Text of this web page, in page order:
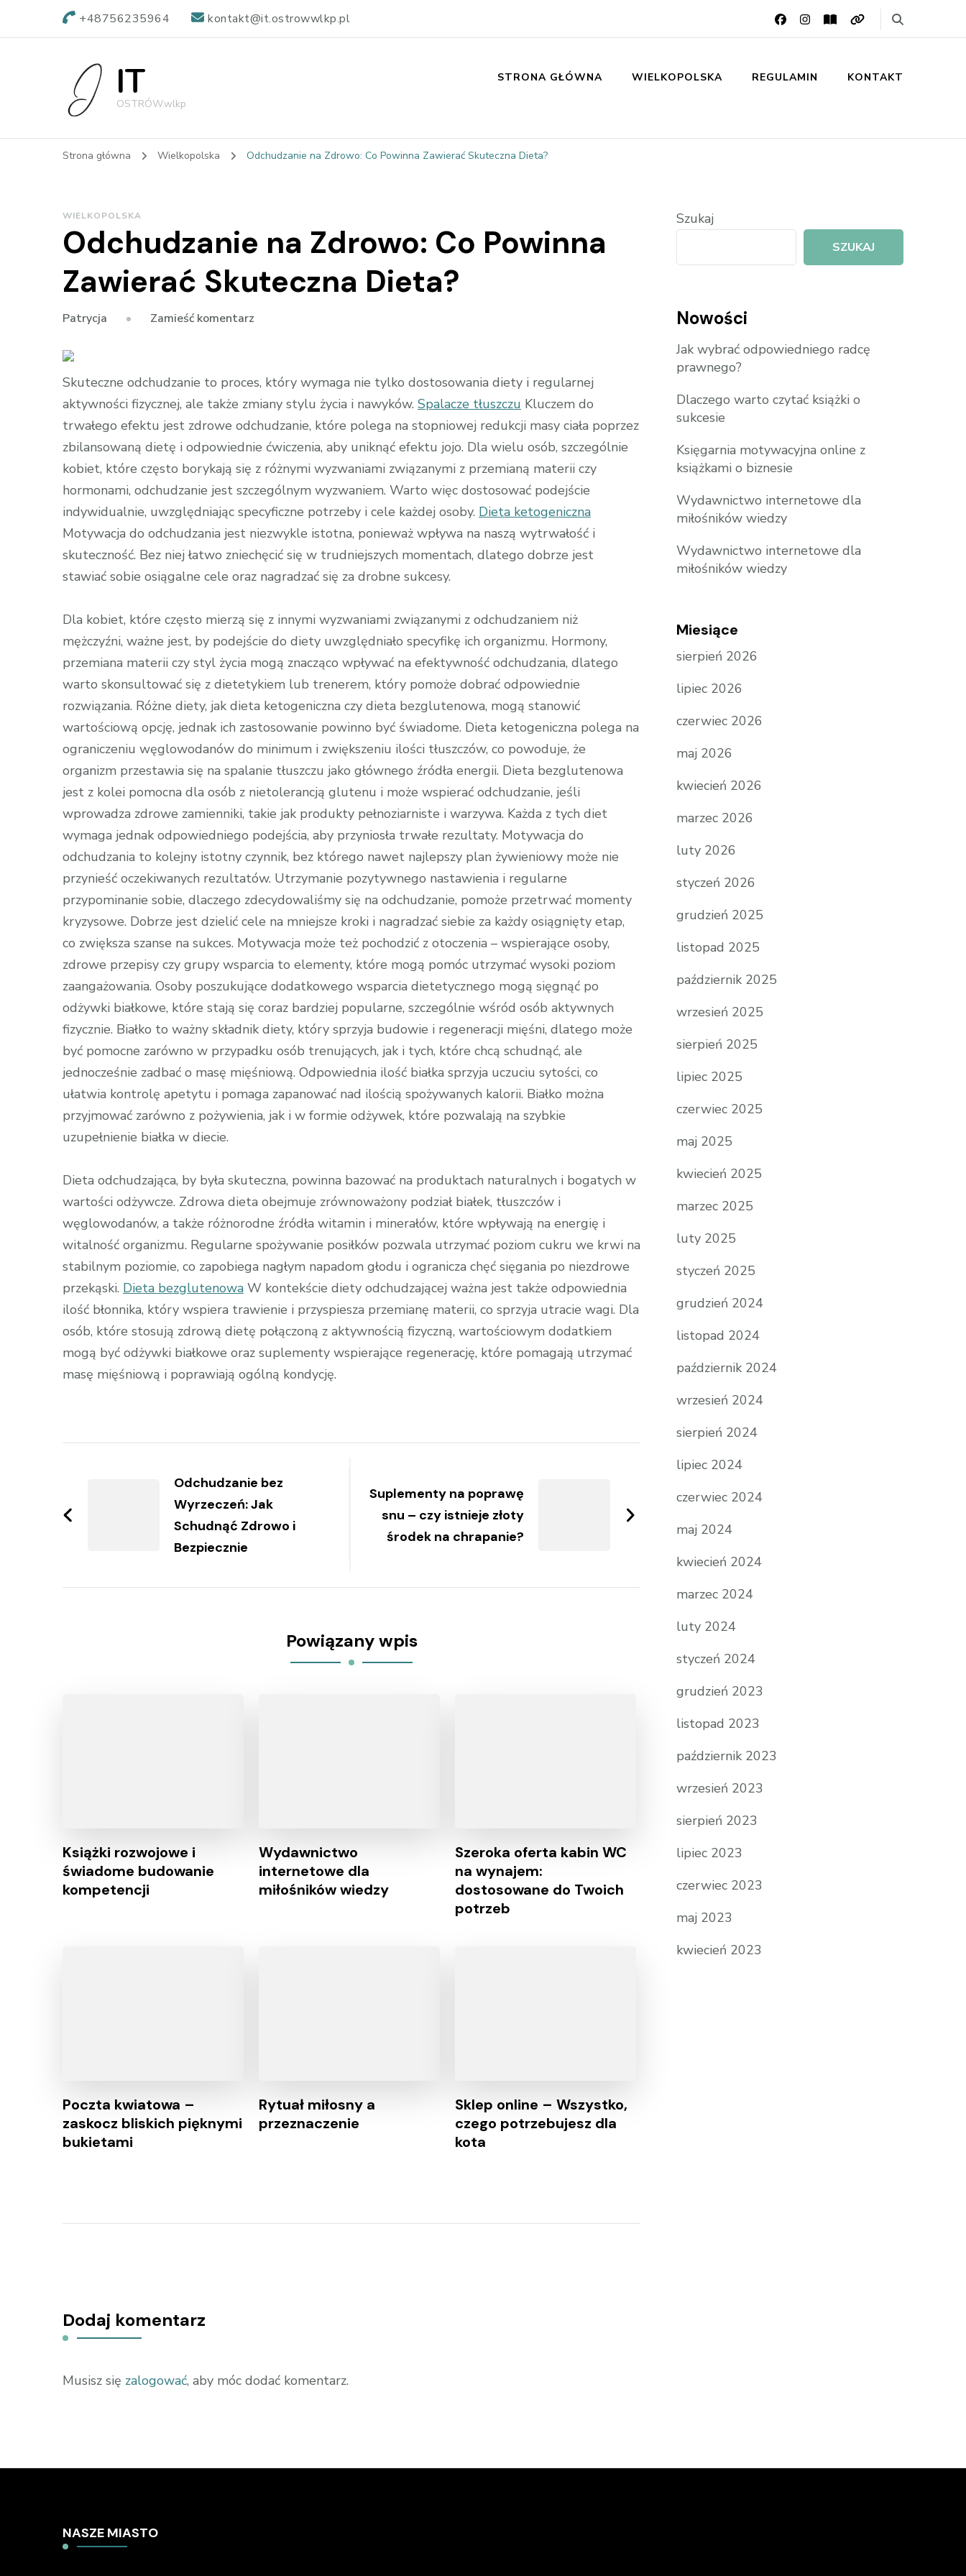
+48756235964 kontakt@it.ostrowwlkp.pl
IT
OSTRÓW.wlkp
STRONA GŁÓWNA WIELKOPOLSKA REGULAMIN KONTAKT
Strona główna Wielkopolska Odchudzanie na Zdrowo: Co Powinna Zawierać Skuteczna Dieta?
WIELKOPOLSKA
Odchudzanie na Zdrowo: Co Powinna
Zawierać Skuteczna Dieta?
Patrycja Zamieść komentarz
na
Zdrowo:
Powinna
Zawierać
Skuteczna
Dieta?
Skuteczne odchudzanie to proces, który wymaga nie tylko dostosowania diety i regularnej
aktywności fizycznej, ale także zmiany stylu życia i nawyków. Spalacze tłuszczu Kluczem do
trwałego efektu jest zdrowe odchudzanie, które polega na stopniowej redukcji masy ciała poprzez
zbilansowaną dietę i odpowiednie ćwiczenia, aby uniknąć efektu jojo. Dla wielu osób, szczególnie
kobiet, które często borykają się z różnymi wyzwaniami związanymi z przemianą materii czy
hormonami, odchudzanie jest szczególnym wyzwaniem. Warto więc dostosować podejście
indywidualnie, uwzględniając specyficzne potrzeby i cele każdej osoby. Dieta ketogeniczna
Motywacja do odchudzania jest niezwykle istotna, ponieważ wpływa na naszą wytrwałość i
skuteczność. Bez niej łatwo zniechęcić się w trudniejszych momentach, dlatego dobrze jest
stawiać sobie osiągalne cele oraz nagradzać się za drobne sukcesy.
Dla kobiet, które często mierzą się z innymi wyzwaniami związanymi z odchudzaniem niż
mężczyźni, ważne jest, by podejście do diety uwzględniało specyfikę ich organizmu. Hormony,
przemiana materii czy styl życia mogą znacząco wpływać na efektywność odchudzania, dlatego
warto skonsultować się z dietetykiem lub trenerem, który pomoże dobrać odpowiednie
rozwiązania. Różne diety, jak dieta ketogeniczna czy dieta bezglutenowa, mogą stanowić
wartościową opcję, jednak ich zastosowanie powinno być świadome. Dieta ketogeniczna polega na
ograniczeniu węglowodanów do minimum i zwiększeniu ilości tłuszczów, co powoduje, że
organizm przestawia się na spalanie tłuszczu jako głównego źródła energii. Dieta bezglutenowa
jest z kolei pomocna dla osób z nietolerancją glutenu i może wspierać odchudzanie, jeśli
wprowadza zdrowe zamienniki, takie jak produkty pełnoziarniste i warzywa. Każda z tych diet
wymaga jednak odpowiedniego podejścia, aby przyniosła trwałe rezultaty. Motywacja do
odchudzania to kolejny istotny czynnik, bez którego nawet najlepszy plan żywieniowy może nie
przynieść oczekiwanych rezultatów. Utrzymanie pozytywnego nastawienia i regularne
przypominanie sobie, dlaczego zdecydowaliśmy się na odchudzanie, pomoże przetrwać momenty
kryzysowe. Dobrze jest dzielić cele na mniejsze kroki i nagradzać siebie za każdy osiągnięty etap,
co zwiększa szanse na sukces. Motywacja może też pochodzić z otoczenia – wspierające osoby,
zdrowe przepisy czy grupy wsparcia to elementy, które mogą pomóc utrzymać wysoki poziom
zaangażowania. Osoby poszukujące dodatkowego wsparcia dietetycznego mogą sięgnąć po
odżywki białkowe, które stają się coraz bardziej popularne, szczególnie wśród osób aktywnych
fizycznie. Białko to ważny składnik diety, który sprzyja budowie i regeneracji mięśni, dlatego może
być pomocne zarówno w przypadku osób trenujących, jak i tych, które chcą schudnąć, ale
jednocześnie zadbać o masę mięśniową. Odpowiednia ilość białka sprzyja uczuciu sytości, co
ułatwia kontrolę apetytu i pomaga zapanować nad ilością spożywanych kalorii. Białko można
przyjmować zarówno z pożywienia, jak i w formie odżywek, które pozwalają na szybkie
uzupełnienie białka w diecie.
Dieta odchudzająca, by była skuteczna, powinna bazować na produktach naturalnych i bogatych w
wartości odżywcze. Zdrowa dieta obejmuje zrównoważony podział białek, tłuszczów i
węglowodanów, a także różnorodne źródła witamin i minerałów, które wpływają na energię i
witalność organizmu. Regularne spożywanie posiłków pozwala utrzymać poziom cukru we krwi na
stabilnym poziomie, co zapobiega nagłym napadom głodu i ogranicza chęć sięgania po niezdrowe
przekąski. Dieta bezglutenowa W kontekście diety odchudzającej ważna jest także odpowiednia
ilość błonnika, który wspiera trawienie i przyspiesza przemianę materii, co sprzyja utracie wagi. Dla
osób, które stosują zdrową dietę połączoną z aktywnością fizyczną, wartościowym dodatkiem
mogą być odżywki białkowe oraz suplementy wspierające regenerację, które pomagają utrzymać
masę mięśniową i poprawiają ogólną kondycję.
Odchudzanie bez
Wyrzeczeń: Jak
Schudnąć Zdrowo i
Bezpiecznie
Suplementy na poprawę
snu – czy istnieje złoty
środek na chrapanie?
Powiązany wpis
Książki rozwojowe i
świadome budowanie
kompetencji
Wydawnictwo
internetowe dla
miłośników wiedzy
Szeroka oferta kabin WC
na wynajem:
dostosowane do Twoich
potrzeb
Poczta kwiatowa –
zaskocz bliskich pięknymi
bukietami
Rytuał miłosny a
przeznaczenie
Sklep online – Wszystko,
czego potrzebujesz dla
kota
Dodaj komentarz
Musisz się zalogować, aby móc dodać komentarz.
Szukaj
SZUKAJ
Nowości
Jak wybrać odpowiedniego radcę
prawnego?
Dlaczego warto czytać książki o
sukcesie
Księgarnia motywacyjna online z
książkami o biznesie
Wydawnictwo internetowe dla
miłośników wiedzy
Wydawnictwo internetowe dla
miłośników wiedzy
Miesiące
sierpień 2026
lipiec 2026
czerwiec 2026
maj 2026
kwiecień 2026
marzec 2026
luty 2026
styczeń 2026
grudzień 2025
listopad 2025
październik 2025
wrzesień 2025
sierpień 2025
lipiec 2025
czerwiec 2025
maj 2025
kwiecień 2025
marzec 2025
luty 2025
styczeń 2025
grudzień 2024
listopad 2024
październik 2024
wrzesień 2024
sierpień 2024
lipiec 2024
czerwiec 2024
maj 2024
kwiecień 2024
marzec 2024
luty 2024
styczeń 2024
grudzień 2023
listopad 2023
październik 2023
wrzesień 2023
sierpień 2023
lipiec 2023
czerwiec 2023
maj 2023
kwiecień 2023
NASZE MIASTO